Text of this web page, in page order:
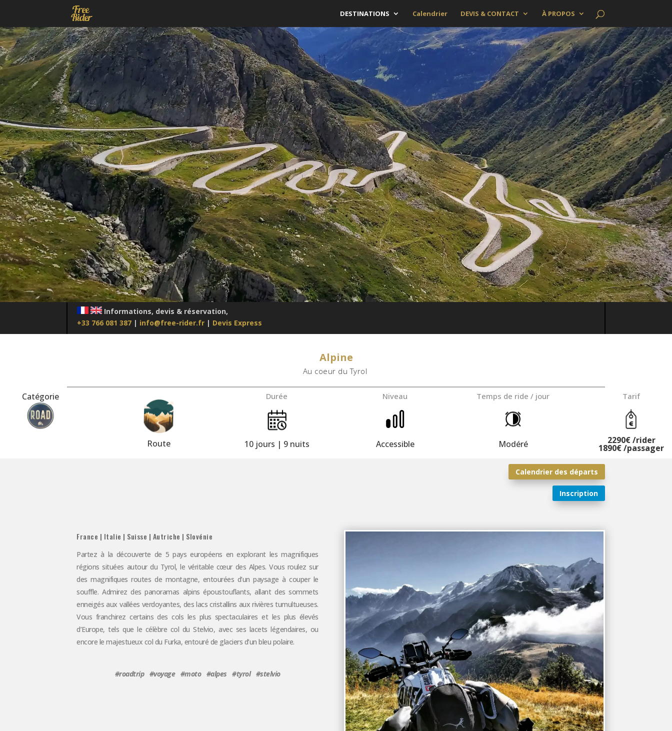
DESTINATIONS Calendrier DEVIS & CONTACT À PROPOS
Informations, devis & réservation,
+33 766 081 387 | info@free-rider.fr | Devis Express
Alpine
Au coeur du Tyrol
Catégorie
Route
Durée
10 jours | 9 nuits
Niveau
Accessible
Temps de ride / jour
Modéré
Tarif
2290€ /rider
1890€ /passager
Calendrier des départs
Inscription
France | Italie | Suisse | Autriche | Slovénie
Partez à la découverte de 5 pays européens en explorant les magnifiques
régions situées autour du Tyrol, le véritable cœur des Alpes. Vous roulez sur
des magnifiques routes de montagne, entourées d’un paysage à couper le
souffle. Admirez des panoramas alpins époustouflants, allant des sommets
enneigés aux vallées verdoyantes, des lacs cristallins aux rivières tumultueuses.
Vous franchirez certains des cols les plus spectaculaires et les plus élevés
d’Europe, tels que le célèbre col du Stelvio, avec ses lacets légendaires, ou
encore le majestueux col du Furka, entouré de glaciers d’un bleu polaire.
#roadtrip #voyage #moto #alpes #tyrol #stelvio